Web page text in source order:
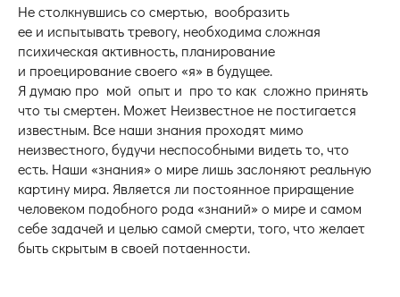
Не столкнувшись со смертью, вообразить
ее и испытывать тревогу, необходима сложная
психическая активность, планирование
и проецирование своего «я» в будущее.
Я думаю про мой опыт и про то как сложно принять
что ты смертен. Может Неизвестное не постигается
известным. Все наши знания проходят мимо
неизвестного, будучи неспособными видеть то, что
есть. Наши «знания» о мире лишь заслоняют реальную
картину мира. Является ли постоянное приращение
человеком подобного рода «знаний» о мире и самом
себе задачей и целью самой смерти, того, что желает
быть скрытым в своей потаенности.